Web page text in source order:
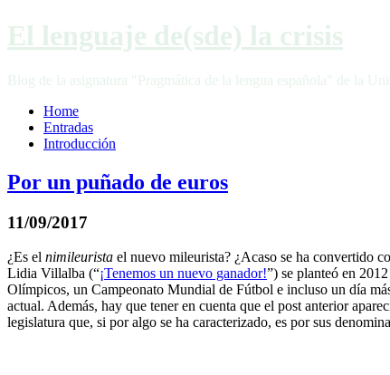
El lenguaje de(sde) la crisis
Blog de la asignatura "Pragmática de la lengua española" de la
Home
Entradas
Introducción
Por un puñado de euros
11/09/2017
¿Es el nimileurista el nuevo mileurista? ¿Acaso se ha convertido
Lidia Villalba (“¡Tenemos un nuevo ganador!”) se planteó en
Olímpicos, un Campeonato Mundial de Fútbol e incluso un día
actual. Además, hay que tener en cuenta que el post anterior
legislatura que, si por algo se ha caracterizado, es por sus